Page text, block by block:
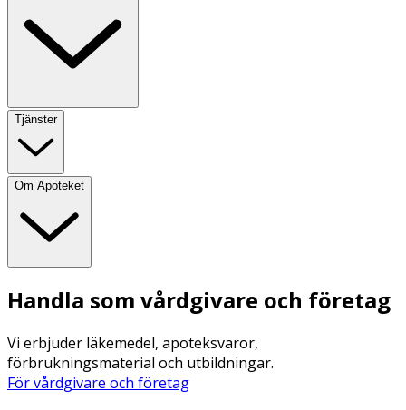
Tjänster
Om Apoteket
Handla som vårdgivare och företag
Vi erbjuder läkemedel, apoteksvaror,
förbrukningsmaterial och utbildningar.
För vårdgivare och företag